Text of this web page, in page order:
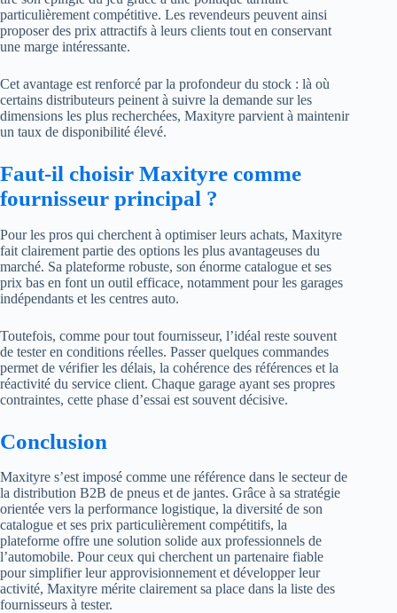
particulièrement compétitive. Les revendeurs peuvent ainsi
proposer des prix attractifs à leurs clients tout en conservant
une marge intéressante.
Cet avantage est renforcé par la profondeur du stock : là où
certains distributeurs peinent à suivre la demande sur les
dimensions les plus recherchées, Maxityre parvient à maintenir
un taux de disponibilité élevé.
Faut-il choisir Maxityre comme
fournisseur principal ?
Pour les pros qui cherchent à optimiser leurs achats, Maxityre
fait clairement partie des options les plus avantageuses du
marché. Sa plateforme robuste, son énorme catalogue et ses
prix bas en font un outil efficace, notamment pour les garages
indépendants et les centres auto.
Toutefois, comme pour tout fournisseur, l’idéal reste souvent
de tester en conditions réelles. Passer quelques commandes
permet de vérifier les délais, la cohérence des références et la
réactivité du service client. Chaque garage ayant ses propres
contraintes, cette phase d’essai est souvent décisive.
Conclusion
Maxityre s’est imposé comme une référence dans le secteur de
la distribution B2B de pneus et de jantes. Grâce à sa stratégie
orientée vers la performance logistique, la diversité de son
catalogue et ses prix particulièrement compétitifs, la
plateforme offre une solution solide aux professionnels de
l’automobile. Pour ceux qui cherchent un partenaire fiable
pour simplifier leur approvisionnement et développer leur
activité, Maxityre mérite clairement sa place dans la liste des
fournisseurs à tester.